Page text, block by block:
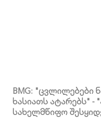
BMG:
ხასიათს ატარებს" -
სახელმწიფო